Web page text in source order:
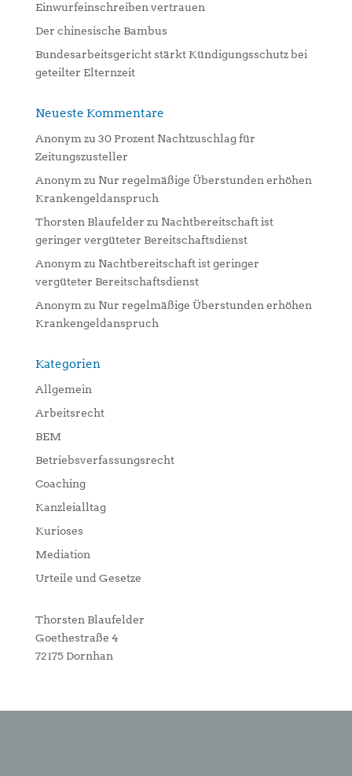
Einwurfeinschreiben vertrauen
Der chinesische Bambus
Bundesarbeitsgericht stärkt Kündigungsschutz bei
geteilter Elternzeit
Neueste Kommentare
Anonym zu 30 Prozent Nachtzuschlag für
Zeitungszusteller
Anonym zu Nur regelmäßige Überstunden erhöhen
Krankengeldanspruch
Thorsten Blaufelder zu Nachtbereitschaft ist
geringer vergüteter Bereitschaftsdienst
Anonym zu Nachtbereitschaft ist geringer
vergüteter Bereitschaftsdienst
Anonym zu Nur regelmäßige Überstunden erhöhen
Krankengeldanspruch
Kategorien
Allgemein
Arbeitsrecht
BEM
Betriebsverfassungsrecht
Coaching
Kanzleialltag
Kurioses
Mediation
Urteile und Gesetze
Thorsten Blaufelder
Goethestraße 4
72175 Dornhan